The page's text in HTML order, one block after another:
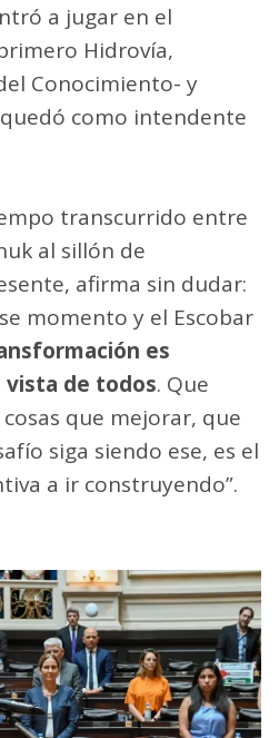
a jugar en el
Hidrovía,
Conocimiento- y
quedó como intendente
transcurrido entre
al sillón de
afirma sin dudar:
momento y el Escobar
es
vista de todos. Que
que mejorar, que
siga siendo ese, es el
a ir construyendo”.